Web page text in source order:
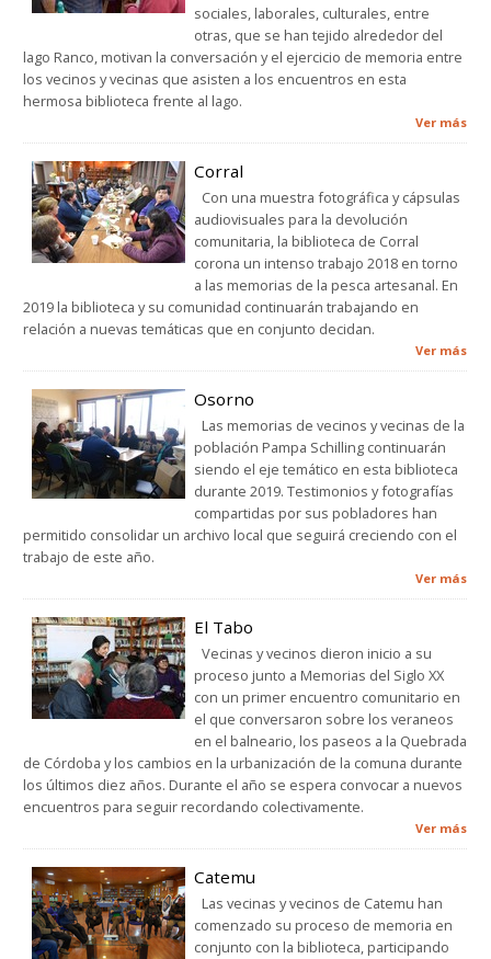
sociales, laborales, culturales, entre
otras, que se han tejido alrededor del
lago Ranco, motivan la conversación y el ejercicio de memoria entre
los vecinos y vecinas que asisten a los encuentros en esta
hermosa biblioteca frente al lago.
Ver más
Corral
Con una muestra fotográfica y cápsulas
audiovisuales para la devolución
comunitaria, la biblioteca de Corral
corona un intenso trabajo 2018 en torno
a las memorias de la pesca artesanal. En
2019 la biblioteca y su comunidad continuarán trabajando en
relación a nuevas temáticas que en conjunto decidan.
Ver más
Osorno
Las memorias de vecinos y vecinas de la
población Pampa Schilling continuarán
siendo el eje temático en esta biblioteca
durante 2019. Testimonios y fotografías
compartidas por sus pobladores han
permitido consolidar un archivo local que seguirá creciendo con el
trabajo de este año.
Ver más
El Tabo
Vecinas y vecinos dieron inicio a su
proceso junto a Memorias del Siglo XX
con un primer encuentro comunitario en
el que conversaron sobre los veraneos
en el balneario, los paseos a la Quebrada
de Córdoba y los cambios en la urbanización de la comuna durante
los últimos diez años. Durante el año se espera convocar a nuevos
encuentros para seguir recordando colectivamente.
Ver más
Catemu
Las vecinas y vecinos de Catemu han
comenzado su proceso de memoria en
conjunto con la biblioteca, participando